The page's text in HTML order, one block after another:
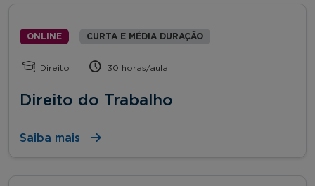
ONLINE CURTA E MÉDIA DURAÇÃO
Direito 30 horas/aula
Direito do Trabalho
Saiba mais